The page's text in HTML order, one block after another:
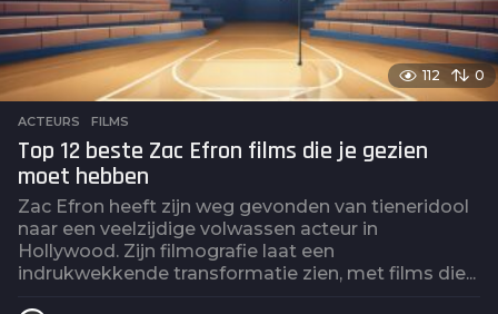
112 0
ACTEURS ,FILMS
Top 12 beste Zac Efron films die je gezien
moet hebben
Zac Efron heeft zijn weg gevonden van tieneridool
naar een veelzijdige volwassen acteur in
Hollywood. Zijn filmografie laat een
indrukwekkende transformatie zien, met films die...